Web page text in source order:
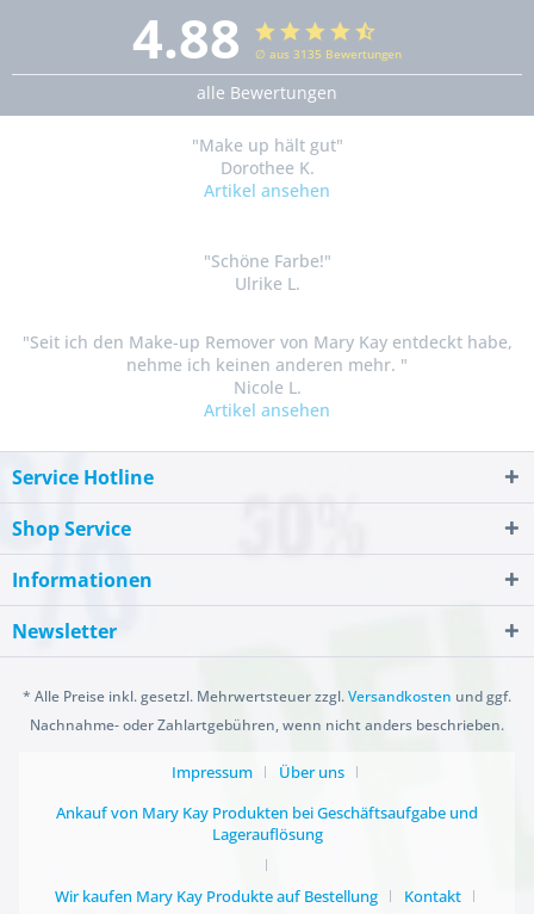
4.88 ∅ aus 3135 Bewertungen
alle Bewertungen
"Make up hält gut"
Dorothee K.
Artikel ansehen
"Schöne Farbe!"
Ulrike L.
"Seit ich den Make-up Remover von Mary Kay entdeckt habe,
nehme ich keinen anderen mehr. "
Nicole L.
Artikel ansehen
Service Hotline
Shop Service
Informationen
Newsletter
* Alle Preise inkl. gesetzl. Mehrwertsteuer zzgl.Versandkosten und ggf.
Nachnahme- oder Zahlartgebühren, wenn nicht anders beschrieben.
Impressum
Über uns
Ankauf von Mary Kay Produkten bei Geschäftsaufgabe und
Lagerauflösung
Wir kaufen Mary Kay Produkte auf Bestellung
Kontakt